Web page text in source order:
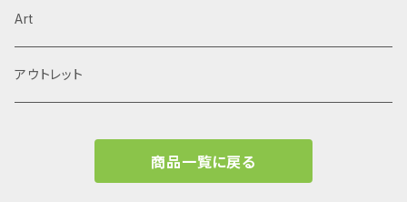
C3 magazine
El Croquis
Logo
Typography
Products
家具
Art
アウトレット
商品一覧に戻る